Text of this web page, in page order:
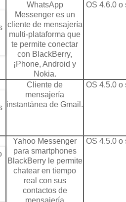
WhatsApp
Messenger es un
cliente de mensajería
multi-plataforma que
te permite conectar
con BlackBerry,
¡Phone, Android y
Nokia.
OS 4.6.0 o
Cliente de
mensajería
instantánea de Gmail.
OS 4.5.0 o
Yahoo Messenger
para smartphones
BlackBerry le permite
chatear en tiempo
real con sus
contactos de
OS 4.5.0 o